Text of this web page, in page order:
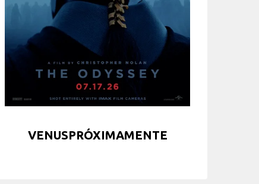
VENUSPRÓXIMAMENTE